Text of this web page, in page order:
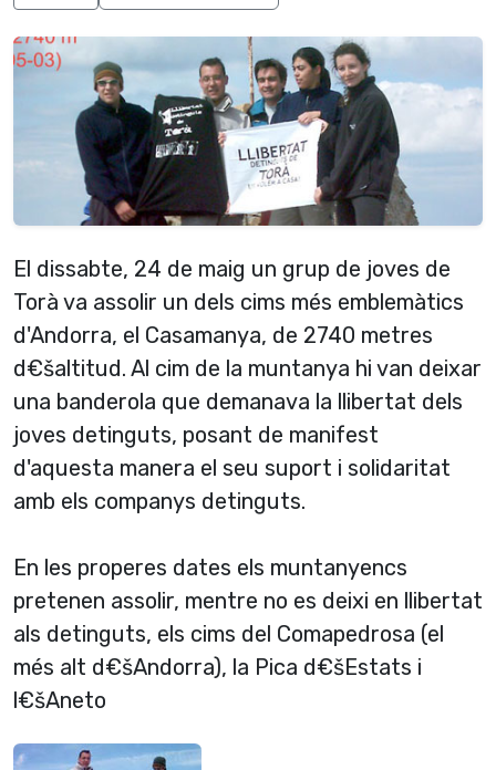
El dissabte, 24 de maig un grup de joves de
Torà va assolir un dels cims més emblemàtics
d'Andorra, el Casamanya, de 2740 metres
d€šaltitud. Al cim de la muntanya hi van deixar
una banderola que demanava la llibertat dels
joves detinguts, posant de manifest
d'aquesta manera el seu suport i solidaritat
amb els companys detinguts.
En les properes dates els muntanyencs
pretenen assolir, mentre no es deixi en llibertat
als detinguts, els cims del Comapedrosa (el
més alt d€šAndorra), la Pica d€šEstats i
l€šAneto